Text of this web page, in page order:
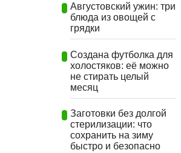
Августовский ужин: три
блюда из овощей с
грядки
Создана футболка для
холостяков: её можно
не стирать целый
месяц
Заготовки без долгой
стерилизации: что
сохранить на зиму
быстро и безопасно